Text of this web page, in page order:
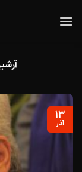
۱۳
آذر